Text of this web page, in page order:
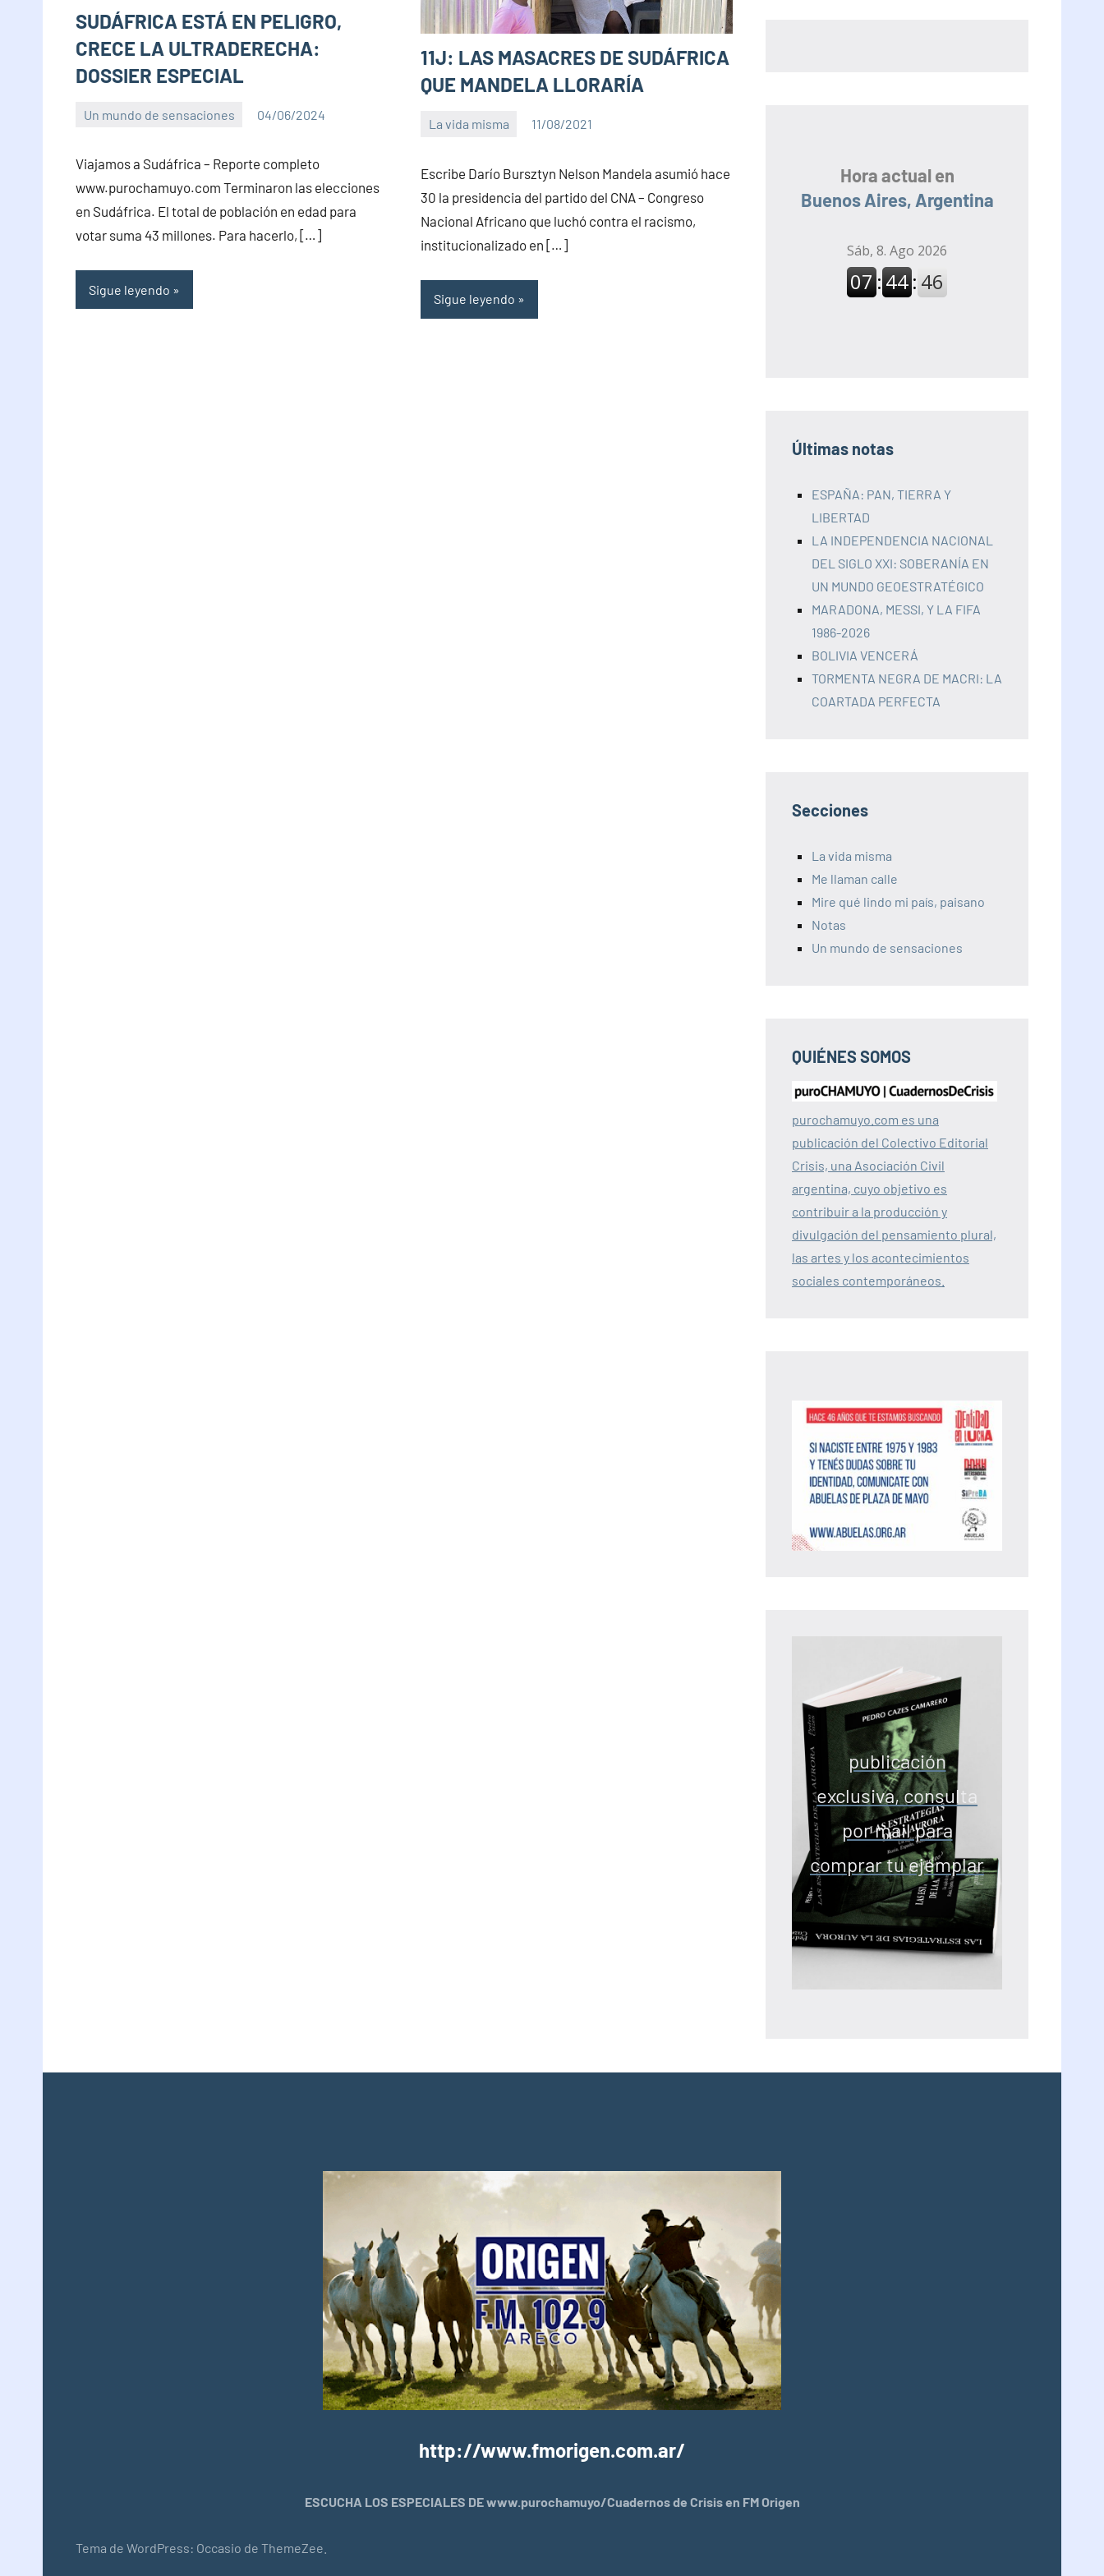
SUDÁFRICA ESTÁ EN PELIGRO,
CRECE LA ULTRADERECHA:
DOSSIER ESPECIAL
Un mundo de sensaciones 04/06/2024
comentarios
Viajamos a Sudáfrica – Reporte completo
www.purochamuyo.com Terminaron las elecciones
en Sudáfrica. El total de población en edad para
votar suma 43 millones. Para hacerlo, […]
Sigue leyendo
11J: LAS MASACRES DE SUDÁFRICA
QUE MANDELA LLORARÍA
La vida misma 11/08/2021
comentarios
Escribe Darío Bursztyn Nelson Mandela asumió hace
30 la presidencia del partido del CNA – Congreso
Nacional Africano que luchó contra el racismo,
institucionalizado en […]
Sigue leyendo
Hora actual en
Buenos Aires, Argentina
Últimas notas
ESPAÑA: PAN, TIERRA Y
LIBERTAD
LA INDEPENDENCIA NACIONAL
DEL SIGLO XXI: SOBERANÍA EN
UN MUNDO GEOESTRATÉGICO
MARADONA, MESSI, Y LA FIFA
1986-2026
BOLIVIA VENCERÁ
TORMENTA NEGRA DE MACRI: LA
COARTADA PERFECTA
Secciones
La vida misma
Me llaman calle
Mire qué lindo mi país, paisano
Notas
Un mundo de sensaciones
QUIÉNES SOMOS
purochamuyo.com es una
publicación del Colectivo Editorial
Crisis, una Asociación Civil
argentina, cuyo objetivo es
contribuir a la producción y
divulgación del pensamiento plural,
las artes y los acontecimientos
sociales contemporáneos.
publicación
exclusiva, consulta
por mail para
comprar tu ejemplar
http://www.fmorigen.com.ar/
ESCUCHA LOS ESPECIALES DE www.purochamuyo/Cuadernos de Crisis en FM Origen
Tema de WordPress: Occasio de ThemeZee.